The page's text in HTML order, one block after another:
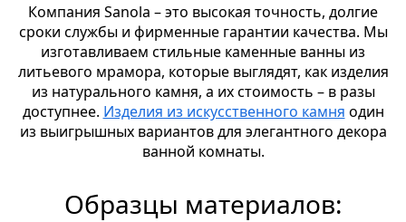
Компания Sanola – это высокая точность, долгие
сроки службы и фирменные гарантии качества. Мы
изготавливаем стильные каменные ванны из
литьевого мрамора, которые выглядят, как изделия
из натурального камня, а их стоимость – в разы
доступнее. Изделия из искусственного камня один
из выигрышных вариантов для элегантного декора
ванной комнаты.
Образцы материалов: